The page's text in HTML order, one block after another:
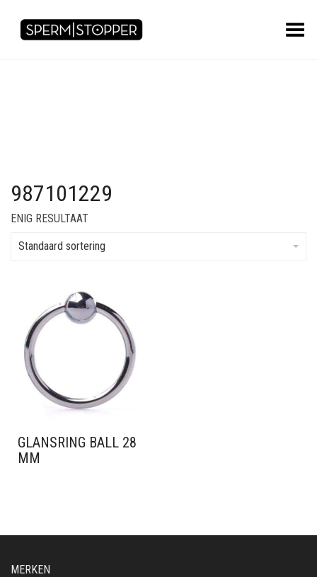
Toggle Menu
987101229
ENIG RESULTAAT
Standaard sortering
GLANSRING BALL 28
MM
MERKEN